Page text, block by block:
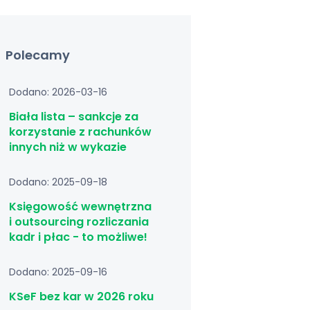
Polecamy
Dodano: 2026-03-16
Biała lista – sankcje za
korzystanie z rachunków
innych niż w wykazie
Dodano: 2025-09-18
Księgowość wewnętrzna
i outsourcing rozliczania
kadr i płac - to możliwe!
Dodano: 2025-09-16
KSeF bez kar w 2026 roku